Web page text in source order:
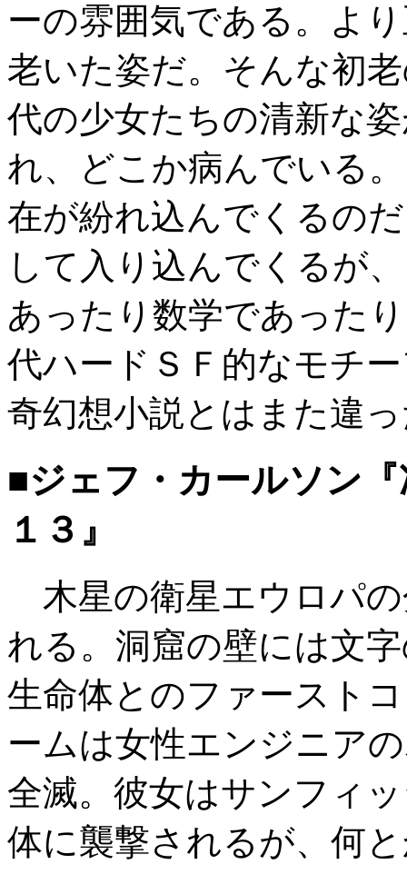
ーの雰囲気である。よ
老いた姿だ。そんな初
代の少女たちの清新な
れ、どこか病んでいる
在が紛れ込んでくるの
して入り込んでくるが
あったり数学であった
代ハードＳＦ的なモチ
奇幻想小説とはまた違
■ジェフ・カールソン
１３』
木星の衛星エウロパ
れる。洞窟の壁には文
生命体とのファースト
ームは女性エンジニア
全滅。彼女はサンフィ
体に襲撃されるが、何